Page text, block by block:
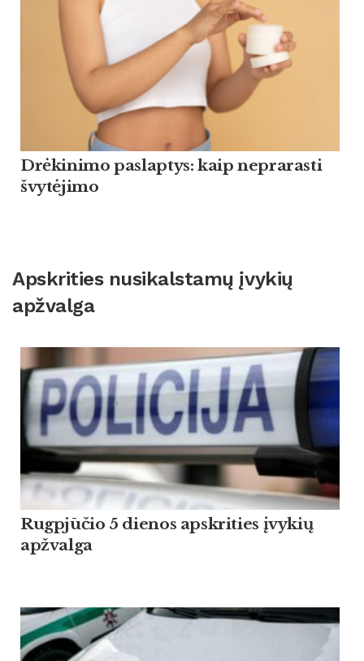
Drėkinimo paslaptys: kaip neprarasti
švytėjimo
Apskrities nusikalstamų įvykių
apžvalga
Rugpjūčio 5 dienos apskrities įvykių
apžvalga